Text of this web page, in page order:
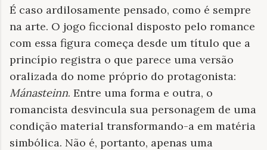
É caso ardilosamente pensado, como é sempre
na arte. O jogo ficcional disposto pelo romance
com essa figura começa desde um título que a
princípio registra o que parece uma versão
oralizada do nome próprio do protagonista:
Mánasteinn. Entre uma forma e outra, o
romancista desvincula sua personagem de uma
condição material transformando-a em matéria
simbólica. Não é, portanto, apenas uma